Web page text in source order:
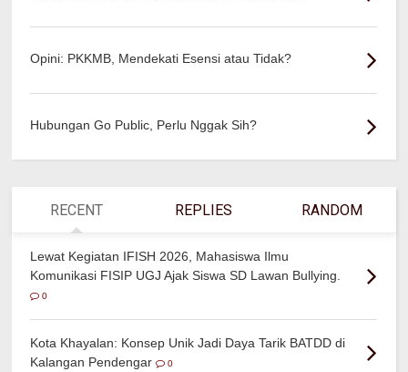
Opini: PKKMB, Mendekati Esensi atau Tidak?
Hubungan Go Public, Perlu Nggak Sih?
RECENT REPLIES RANDOM
Lewat Kegiatan IFISH 2026, Mahasiswa Ilmu
Komunikasi FISIP UGJ Ajak Siswa SD Lawan Bullying.
0
Kota Khayalan: Konsep Unik Jadi Daya Tarik BATDD di
Kalangan Pendengar
0